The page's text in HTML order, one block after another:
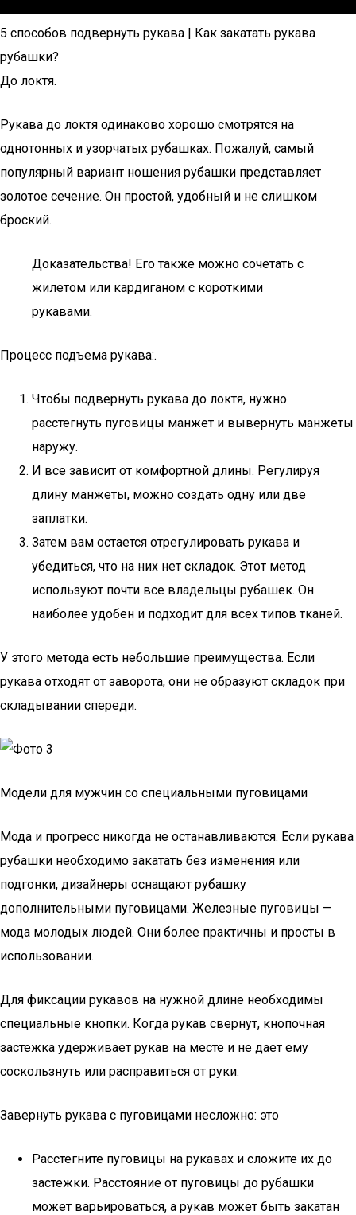
5 способов подвернуть рукава | Как закатать рукава
рубашки?
До локтя.
Рукава до локтя одинаково хорошо смотрятся на
однотонных и узорчатых рубашках. Пожалуй, самый
популярный вариант ношения рубашки представляет
золотое сечение. Он простой, удобный и не слишком
броский.
Доказательства! Его также можно сочетать с
жилетом или кардиганом с короткими
рукавами.
Процесс подъема рукава:.
Чтобы подвернуть рукава до локтя, нужно
расстегнуть пуговицы манжет и вывернуть манжеты
наружу.
И все зависит от комфортной длины. Регулируя
длину манжеты, можно создать одну или две
заплатки.
Затем вам остается отрегулировать рукава и
убедиться, что на них нет складок. Этот метод
используют почти все владельцы рубашек. Он
наиболее удобен и подходит для всех типов тканей.
У этого метода есть небольшие преимущества. Если
рукава отходят от заворота, они не образуют складок при
складывании спереди.
Модели для мужчин со специальными пуговицами
Мода и прогресс никогда не останавливаются. Если рукава
рубашки необходимо закатать без изменения или
подгонки, дизайнеры оснащают рубашку
дополнительными пуговицами. Железные пуговицы —
мода молодых людей. Они более практичны и просты в
использовании.
Для фиксации рукавов на нужной длине необходимы
специальные кнопки. Когда рукав свернут, кнопочная
застежка удерживает рукав на месте и не дает ему
соскользнуть или расправиться от руки.
Завернуть рукава с пуговицами несложно: это
Расстегните пуговицы на рукавах и сложите их до
застежки. Расстояние от пуговицы до рубашки
может варьироваться, а рукав может быть закатан